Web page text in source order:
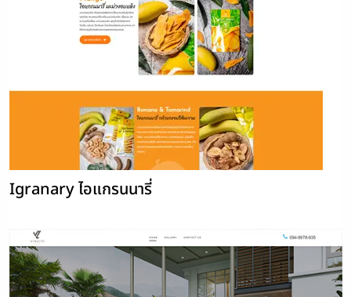
Igranary ไอแกรนนารี่